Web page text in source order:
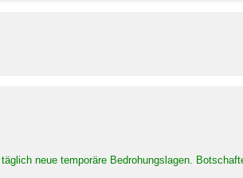
neue temporäre Bedrohungslagen.